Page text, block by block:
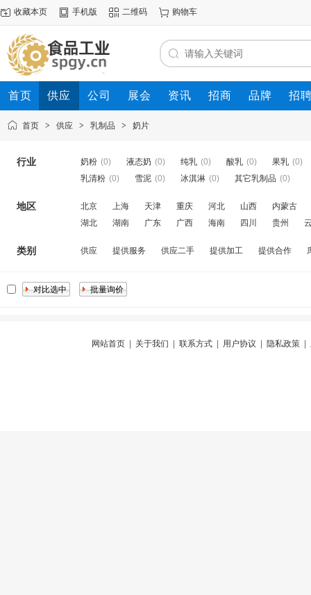
收藏本页 手机版 二维码 购物车
首页 供应 公司 展会 资讯 招商 品牌 招
首页 > 供应 > 乳制品 > 奶片
行业 奶粉 (0) 液态奶 (0) 纯乳 (0) 酸乳 (0) 果乳 (0)
乳清粉 (0) 雪泥 (0) 冰淇淋 (0) 其它乳制品 (0)
地区 北京 上海 天津 重庆 河北 山西
内蒙古
湖北
湖南 广东 广西 海南 四川 贵州
类别 供应 提供服务 供应二手 提供加工 提供合作
网站首页| 关于我们 联系方式| 用户协议 隐私政策|